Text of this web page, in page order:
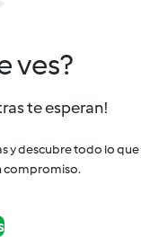
ves?
te esperan!
y descubre todo lo que
compromiso.